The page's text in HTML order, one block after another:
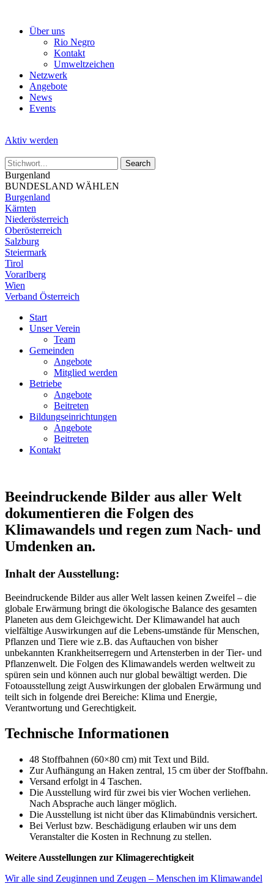
Über uns
Rio Negro
Kontakt
Umweltzeichen
Netzwerk
Angebote
News
Events
Aktiv werden
Burgenland
BUNDESLAND WÄHLEN
Burgenland
Kärnten
Niederösterreich
Oberösterreich
Salzburg
Steiermark
Tirol
Vorarlberg
Wien
Verband Österreich
Start
Unser Verein
Team
Gemeinden
Angebote
Mitglied werden
Betriebe
Angebote
Beitreten
Bildungseinrichtungen
Angebote
Beitreten
Kontakt
Beeindruckende Bilder aus aller Welt
dokumentieren die Folgen des
Klimawandels und regen zum Nach- und
Umdenken an.
Inhalt der Ausstellung:
Beeindruckende Bilder aus aller Welt lassen keinen Zweifel – die
globale Erwärmung bringt die ökologische Balance des gesamten
Planeten aus dem Gleichgewicht. Der Klimawandel hat auch
vielfältige Auswirkungen auf die Lebens-umstände für Menschen,
Pflanzen und Tiere wie z.B. das Auftauchen von bisher
unbekannten Krankheitserregern und Artensterben in der Tier- und
Pflanzenwelt. Die Folgen des Klimawandels werden weltweit zu
spüren sein und können auch nur global bewältigt werden. Die
Fotoausstellung zeigt Auswirkungen der globalen Erwärmung und
teilt sich in folgende drei Bereiche: Klima und Energie,
Verantwortung und Gerechtigkeit.
Technische Informationen
48 Stoffbahnen (60×80 cm) mit Text und Bild.
Zur Aufhängung an Haken zentral, 15 cm über der Stoffbahn.
Versand erfolgt in 4 Taschen.
Die Ausstellung wird für zwei bis vier Wochen verliehen.
Nach Absprache auch länger möglich.
Die Ausstellung ist nicht über das Klimabündnis versichert.
Bei Verlust bzw. Beschädigung erlauben wir uns dem
Veranstalter die Kosten in Rechnung zu stellen.
Weitere Ausstellungen zur Klimagerechtigkeit
Wir alle sind Zeuginnen und Zeugen – Menschen im Klimawandel